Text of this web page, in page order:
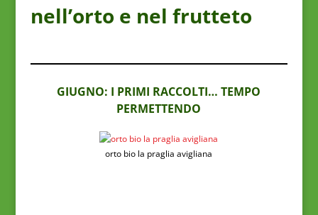
nell’orto e nel frutteto
GIUGNO: I PRIMI RACCOLTI… TEMPO
PERMETTENDO
orto bio la praglia avigliana